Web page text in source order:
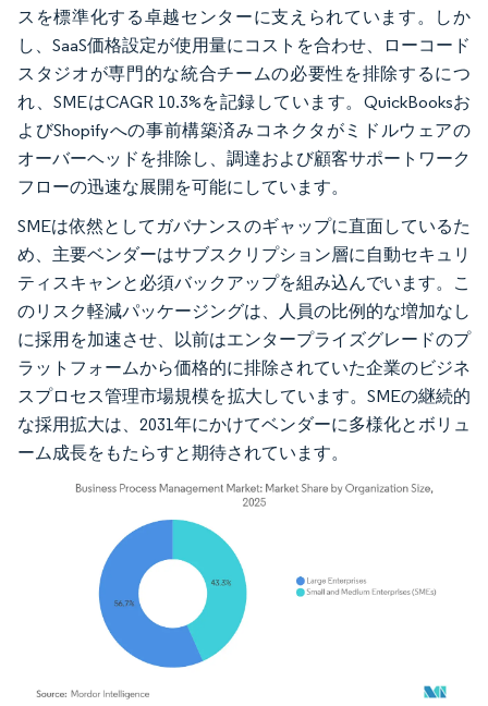
スを標準化する卓越センターに支えられています。しか
し、SaaS価格設定が使用量にコストを合わせ、ローコード
スタジオが専門的な統合チームの必要性を排除するにつ
れ、SMEはCAGR 10.3%を記録しています。QuickBooksお
よびShopifyへの事前構築済みコネクタがミドルウェアの
オーバーヘッドを排除し、調達および顧客サポートワーク
フローの迅速な展開を可能にしています。
SMEは依然としてガバナンスのギャップに直面しているた
め、主要ベンダーはサブスクリプション層に自動セキュリ
ティスキャンと必須バックアップを組み込んでいます。こ
のリスク軽減パッケージングは、人員の比例的な増加なし
に採用を加速させ、以前はエンタープライズグレードのプ
ラットフォームから価格的に排除されていた企業のビジネ
スプロセス管理市場規模を拡大しています。SMEの継続的
な採用拡大は、2031年にかけてベンダーに多様化とボリュ
ーム成長をもたらすと期待されています。